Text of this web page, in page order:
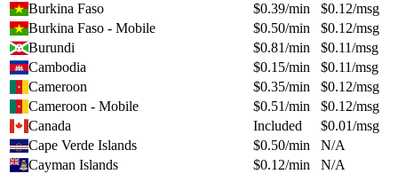
Burkina Faso
$0.39/min $0.12/msg
Burkina Faso - Mobile
$0.50/min $0.12/msg
Burundi
$0.81/min $0.11/msg
Cambodia
$0.15/min $0.11/msg
Cameroon
$0.35/min $0.12/msg
Cameroon - Mobile
$0.51/min $0.12/msg
Canada
Included $0.01/msg
Cape Verde Islands
$0.50/min
N/A
Cayman Islands
$0.12/min
N/A